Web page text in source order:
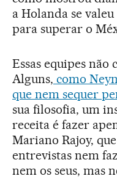
a Holanda se
para superar o
Essas equipes
Alguns, como
que nem sequer
sua filosofia, um
receita é fazer
Mariano Rajoy,
entrevistas nem
nem os seus, mas